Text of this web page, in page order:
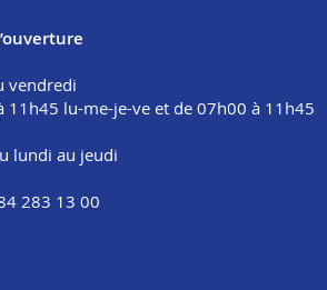
vendredi
11h45 lu-me-je-ve et de 07h00 à 11h45
lundi au jeudi
283 13 00